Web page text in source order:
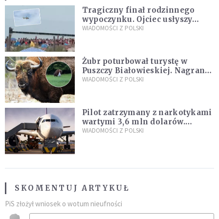
Tragiczny finał rodzinnego
wypoczynku. Ojciec usłyszy
zarzuty
WIADOMOŚCI Z POLSKI
Żubr poturbował turystę w
Puszczy Białowieskiej. Nagranie
daje do myślenia
WIADOMOŚCI Z POLSKI
Pilot zatrzymany z narkotykami
wartymi 3,6 mln dolarów.
Śledczy podejrzewają, że latał
WIADOMOŚCI Z POLSKI
SKOMENTUJ ARTYKUŁ
PiS złożył wniosek o wotum nieufności